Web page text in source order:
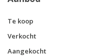
Te koop
Verkocht
Aangekocht